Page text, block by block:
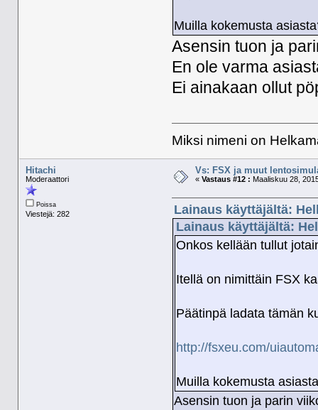
Muilla kokemusta
Asensin tuon ja
En ole varma
Ei ainakaan ollut
Miksi nimeni on
Hitachi
Moderaattori
Poissa
Viestejä: 282
Vs: FSX ja muut
« Vastaus #12 : Maaliskuu 28,
Lainaus käyttäjältä:
Lainaus käyttäjältä:
Onkos kellään tullut
Itellä on nimittäin FSX
Päätinpä ladata tämän
http://fsxeu.com/
Muilla kokemusta
Asensin tuon ja parin